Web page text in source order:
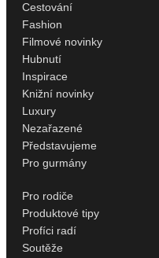
Cestování
Fashion
Filmové novinky
Hubnutí
Inspirace
Knižní novinky
Luxury
Nezařazené
Představujeme
Pro gurmány
Pro rodiče
Produktové tipy
Profíci radí
Soutěže